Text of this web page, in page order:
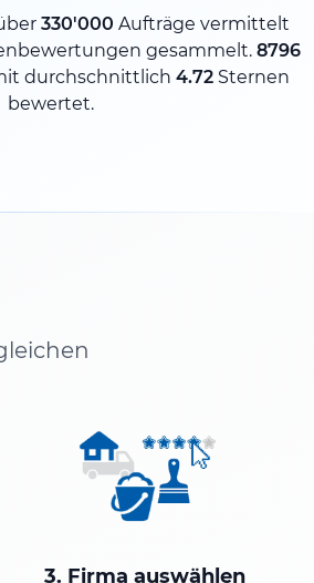
330'000 Aufträge vermittelt
gesammelt. 8796
durchschnittlich 4.72Sternen
bewertet.
3. Firma auswählen